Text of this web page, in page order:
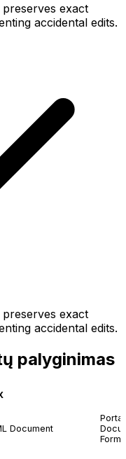
exact
accidental edits.
exact
accidental edits.
palyginimas
Document